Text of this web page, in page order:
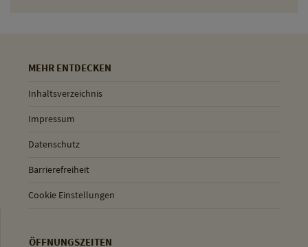
MEHR ENTDECKEN
Inhaltsverzeichnis
Impressum
Datenschutz
Barrierefreiheit
Cookie Einstellungen
ÖFFNUNGSZEITEN